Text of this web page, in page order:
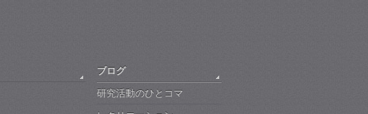
ブログ
研究活動のひとコマ